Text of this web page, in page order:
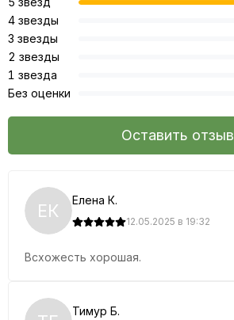
ЕК Елена К.
12.05.2025 в 19:32
Всхожесть хорошая.
Тимур Б.
4 звезды
3 звезды
2 звезды
1 звезда
Без оценки
Оставить отзыв